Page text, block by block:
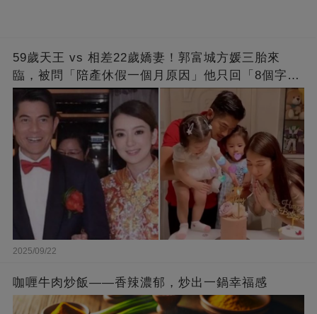
59歲天王 vs 相差22歲嬌妻！郭富城方媛三胎來
臨，被問「陪產休假一個月原因」他只回「8個字」
被贊爆
2025/09/22
咖喱牛肉炒飯——香辣濃郁，炒出一鍋幸福感